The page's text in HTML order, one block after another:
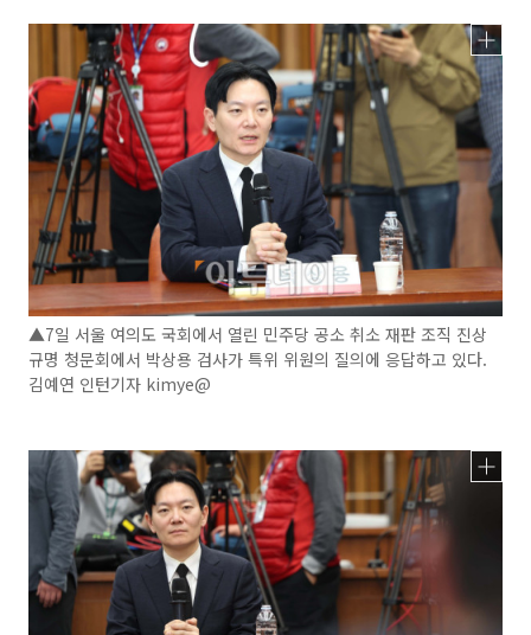
▲7일 서울 여의도 국회에서 열린 민주당 공소 취소 재판 조직 진상
규명 청문회에서 박상용 검사가 특위 위원의 질의에 응답하고 있다.
김예연 인턴기자 kimye@